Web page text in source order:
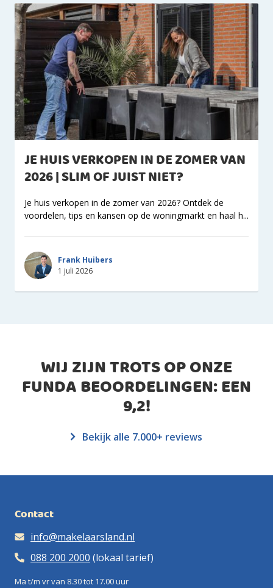
JE HUIS VERKOPEN IN DE ZOMER VAN
2026 | SLIM OF JUIST NIET?
Je huis verkopen in de zomer van 2026? Ontdek de
voordelen, tips en kansen op de woningmarkt en haal h...
Frank Huibers
1 juli 2026
WIJ ZIJN TROTS OP ONZE
FUNDA BEOORDELINGEN: EEN
9,2!
Bekijk alle 7.000+ reviews
Contact
info@makelaarsland.nl
088 200 2000 (lokaal tarief)
Ma t/m vr van 8.30 tot 17.00 uur